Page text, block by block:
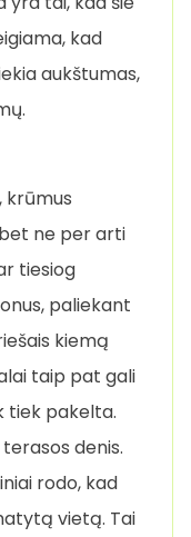
kad
aukštumas,
krūmus
ne per arti
tiesiog
paliekant
kiemą
taip pat gali
tiek pakelta.
denis.
rodo, kad
vietą. Tai